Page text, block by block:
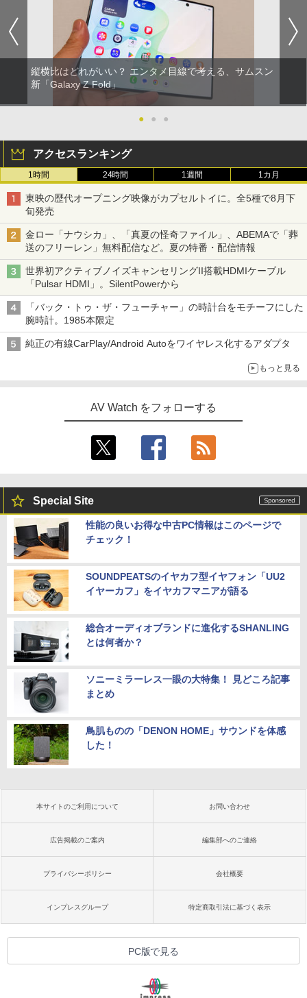
縦横比はどれがいい？ エンタメ目線で考える、サムスン
新「Galaxy Z Fold」
● ● ●
アクセスランキング
1時間 24時間 1週間 1カ月
東映の歴代オープニング映像がカプセルトイに。全5種で8月下
旬発売
金ロー「ナウシカ」、「真夏の怪奇ファイル」、ABEMAで「葬
送のフリーレン」無料配信など。夏の特番・配信情報
世界初アクティブノイズキャンセリングII搭載HDMIケーブル
「Pulsar HDMI」。SilentPowerから
「バック・トゥ・ザ・フューチャー」の時計台をモチーフにした
腕時計。1985本限定
純正の有線CarPlay/Android Autoをワイヤレス化するアダプタ
もっと見る
AV Watch をフォローする
Special Site
性能の良いお得な中古PC情報はこのページで
チェック！
SOUNDPEATSのイヤカフ型イヤフォン「UU2
イヤーカフ」をイヤカフマニアが語る
総合オーディオブランドに進化するSHANLING
とは何者か？
ソニーミラーレス一眼の大特集！ 見どころ記事
まとめ
鳥肌ものの「DENON HOME」サウンドを体感
した！
本サイトのご利用について お問い合わせ
広告掲載のご案内 編集部へのご連絡
プライバシーポリシー 会社概要
インプレスグループ 特定商取引法に基づく表示
PC版で見る